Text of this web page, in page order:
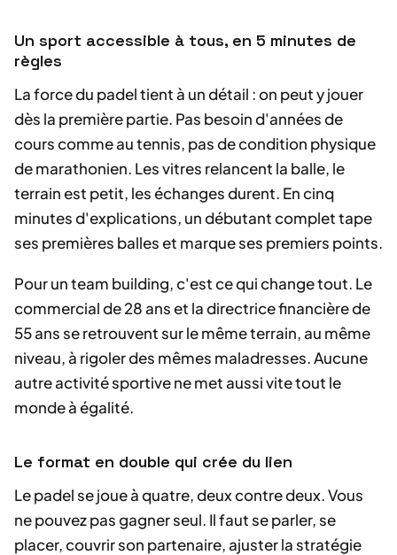
Un sport accessible à tous, en 5 minutes de
règles
La force du padel tient à un détail : on peut y jouer
dès la première partie. Pas besoin d'années de
cours comme au tennis, pas de condition physique
de marathonien. Les vitres relancent la balle, le
terrain est petit, les échanges durent. En cinq
minutes d'explications, un débutant complet tape
ses premières balles et marque ses premiers points.
Pour un team building, c'est ce qui change tout. Le
commercial de 28 ans et la directrice financière de
55 ans se retrouvent sur le même terrain, au même
niveau, à rigoler des mêmes maladresses. Aucune
autre activité sportive ne met aussi vite tout le
monde à égalité.
Le format en double qui crée du lien
Le padel se joue à quatre, deux contre deux. Vous
ne pouvez pas gagner seul. Il faut se parler, se
placer, couvrir son partenaire, ajuster la stratégie